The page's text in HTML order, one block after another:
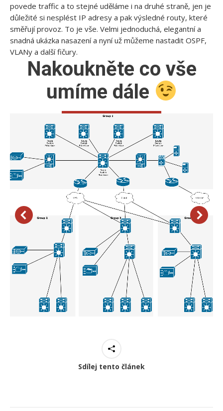
povede traffic a to stejné uděláme i na druhé straně, jen je
důležité si nesplést IP adresy a pak výsledné routy, které
směřují provoz. To je vše. Velmi jednoduchá, elegantní a
snadná ukázka nasazení a nyní už můžeme nastadit OSPF,
VLANy a další fičury.
Nakoukněte co vše
umíme dále
Sdílej tento článek